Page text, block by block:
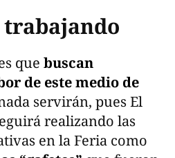
trabajando
que buscan
de este medio de
servirán, pues El
realizando las
en la Feria como